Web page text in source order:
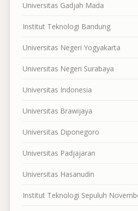
Universitas Gadjah Mada
Institut Teknologi Bandung
Universitas Negeri Yogyakarta
Universitas Negeri Surabaya
Universitas Indonesia
Universitas Brawijaya
Universitas Diponegoro
Universitas Padjajaran
Universitas Hasanudin
Institut Teknologi Sepuluh